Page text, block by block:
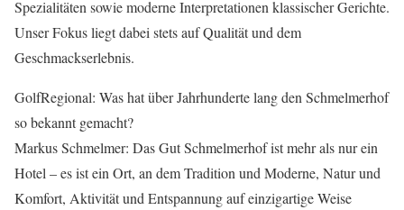
Spezialitäten sowie moderne Interpretationen klassischer Gerichte.
Unser Fokus liegt dabei stets auf Qualität und dem
Geschmackserlebnis.
GolfRegional: Was hat über Jahrhunderte lang den Schmelmerhof
so bekannt gemacht?
Markus Schmelmer: Das Gut Schmelmerhof ist mehr als nur ein
Hotel – es ist ein Ort, an dem Tradition und Moderne, Natur und
Komfort, Aktivität und Entspannung auf einzigartige Weise